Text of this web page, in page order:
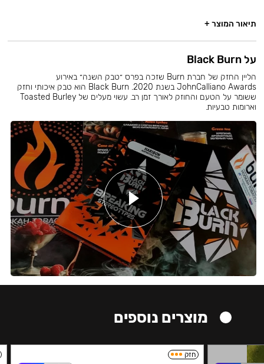
תיאור המוצר +
על Black Burn
הליין החזק של חברת Burn שזכה בפרס ״טבק השנה״ באירוע
JohnCalliano Awards בשנת 2020. Black Burn הוא טבק איכותי וחזק
ששומר על הטעם והחוזק לאורך זמן רב. עשוי מעלים של Toasted Burley
וארומות טבעיות.
מוצרים נוספים
חזק